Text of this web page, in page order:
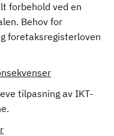
forbehold ved en
Behov for
foretaksregisterloven
tilpasning av IKT-